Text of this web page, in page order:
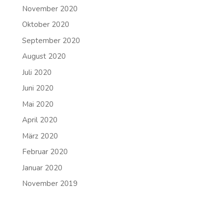
November 2020
Oktober 2020
September 2020
August 2020
Juli 2020
Juni 2020
Mai 2020
April 2020
März 2020
Februar 2020
Januar 2020
November 2019